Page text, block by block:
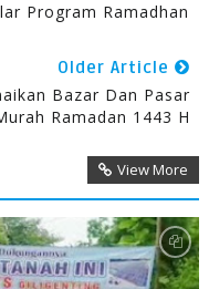
Program Ramadhan
Older Article
Bazar Dan Pasar
Ramadan 1443 H
View More